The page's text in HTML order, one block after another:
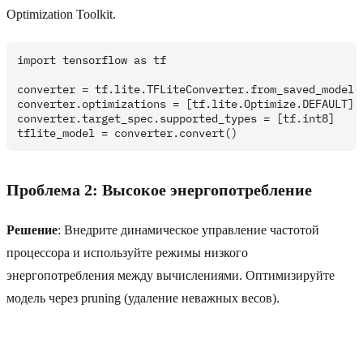
Optimization Toolkit.
import tensorflow as tf
converter =
converter.optimizations = [tf.lite.Optimize.DEFAULT]
converter.target_spec.supported_types = [tf.int8]
Проблема 2: Высокое энергопотребление
Решение: Внедрите динамическое управление частотой
процессора и используйте режимы низкого
энергопотребления между вычислениями. Оптимизируйте
модель через pruning (удаление неважных весов).